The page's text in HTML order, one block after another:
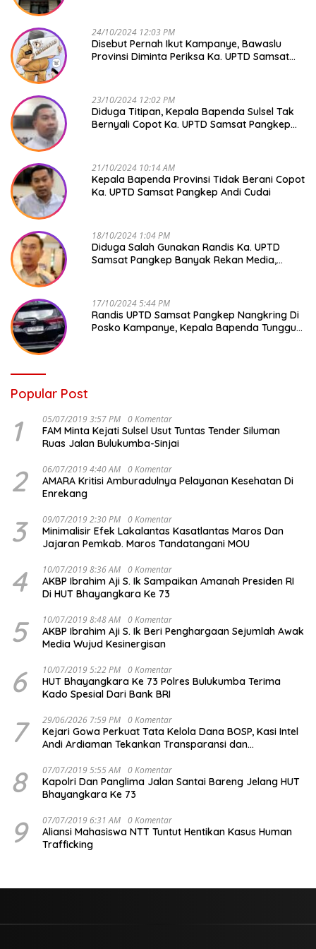
24/10/2024 12:03 PM
Disebut Pernah Ikut Kampanye, Bawaslu
Provinsi Diminta Periksa Ka. UPTD Samsat
23/10/2024 12:02 PM
Diduga Titipan, Kepala Bapenda Sulsel Tak
Bernyali Copot Ka. UPTD Samsat Pangkep
21/10/2024 10:14 AM
Kepala Bapenda Provinsi Tidak Berani Copot
Ka. UPTD Samsat Pangkep Andi Cudai
18/10/2024 1:04 PM
Diduga Salah Gunakan Randis Ka. UPTD
Samsat Pangkep Banyak Rekan Media,
17/10/2024 5:44 PM
Randis UPTD Samsat Pangkep Nangkring Di
Posko Kampanye, Kepala Bapenda Tunggu
Popular Post
1 05/07/2019 3:57 PM 0 Komentar
FAM Minta Kejati Sulsel Usut Tuntas Tender Siluman
Ruas Jalan Bulukumba-Sinjai
2 06/07/2019 4:40 AM 0 Komentar
AMARA Kritisi Amburadulnya Pelayanan Kesehatan Di
Enrekang
3 09/07/2019 2:30 PM 0 Komentar
Minimalisir Efek Lakalantas Kasatlantas Maros Dan
Jajaran Pemkab. Maros Tandatangani MOU
4 10/07/2019 8:36 AM 0 Komentar
AKBP Ibrahim Aji S. Ik Sampaikan Amanah Presiden RI
Di HUT Bhayangkara Ke 73
5 10/07/2019 8:48 AM 0 Komentar
AKBP Ibrahim Aji S. Ik Beri Penghargaan Sejumlah Awak
Media Wujud Kesinergisan
6 10/07/2019 5:22 PM 0 Komentar
HUT Bhayangkara Ke 73 Polres Bulukumba Terima
Kado Spesial Dari Bank BRI
7 29/06/2026 7:59 PM 0 Komentar
Kejari Gowa Perkuat Tata Kelola Dana BOSP, Kasi Intel
Andi Ardiaman Tekankan Transparansi dan
8 07/07/2019 5:55 AM 0 Komentar
Kapolri Dan Panglima Jalan Santai Bareng Jelang HUT
Bhayangkara Ke 73
9 07/07/2019 6:31 AM 0 Komentar
Aliansi Mahasiswa NTT Tuntut Hentikan Kasus Human
Trafficking